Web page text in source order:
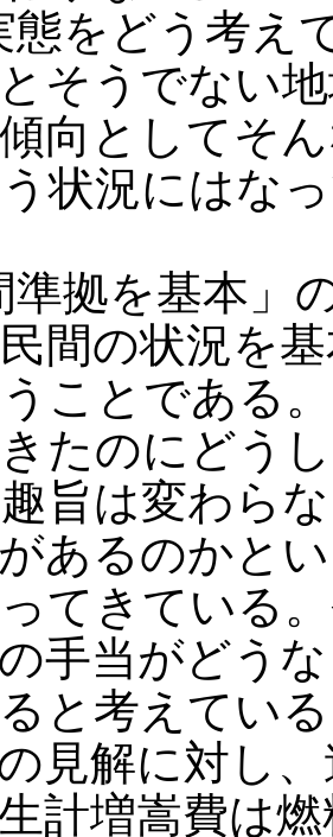
態をどう考え
そうでない
向としてそ
状況にはな
準拠を基本」
間の状況を
ことである
たのにどう
旨は変わら
あるのかと
てきている
手当がどう
と考えてい
見解に対し
計増嵩費は